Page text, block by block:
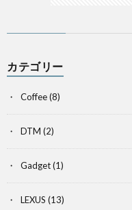
カテゴリー
Coffee(8)
DTM (2)
Gadget(1)
LEXUS (13)